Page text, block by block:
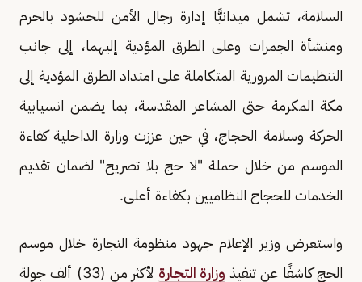
السلامة، تشمل ميدانيًّا إدارة رجال الأمن للحشود بالحرم
ومنشأة الجمرات وعلى الطرق المؤدية إليهما، إلى جانب
التنظيمات المرورية المتكاملة على امتداد الطرق المؤدية إلى
مكة المكرمة حتى المشاعر المقدسة، بما يضمن انسيابية
الحركة وسلامة الحجاج، في حين عززت وزارة الداخلية كفاءة
الموسم من خلال حملة "لا حج بلا تصريح" لضمان تقديم
الخدمات للحجاج النظاميين بكفاءة أعلى.
واستعرض وزير الإعلام جهود منظومة التجارة خلال موسم
الحج كاشفًا عن تنفيذ وزارة التجارة
لأكثر من (33) ألف جولة